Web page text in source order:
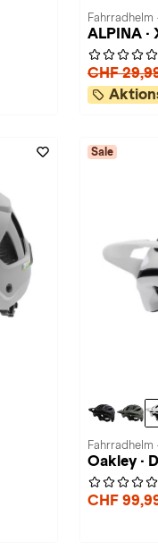
Fahrradhelm
ALPINA ·
CHF
Sale
Fahrradhelm
Oakley ·
CHF